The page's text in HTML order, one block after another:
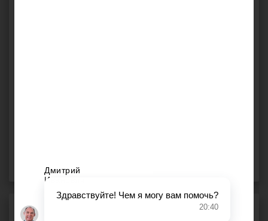
Недвижимость